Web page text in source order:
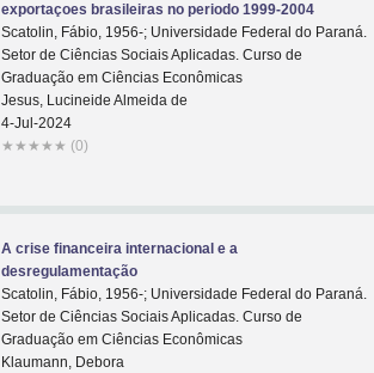
exportaçoes brasileiras no periodo 1999-2004
Scatolin, Fábio, 1956-; Universidade Federal do Paraná.
Setor de Ciências Sociais Aplicadas. Curso de
Graduação em Ciências Econômicas
Jesus, Lucineide Almeida de
4-Jul-2024
★ ★ ★ ★ ★ (0)
A crise financeira internacional e a
desregulamentação
Scatolin, Fábio, 1956-; Universidade Federal do Paraná.
Setor de Ciências Sociais Aplicadas. Curso de
Graduação em Ciências Econômicas
Klaumann, Debora